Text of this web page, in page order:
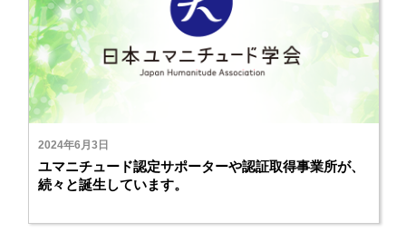
2024年6月3日
ユマニチュード認定サポーターや認証取得事業所が、
続々と誕生しています。